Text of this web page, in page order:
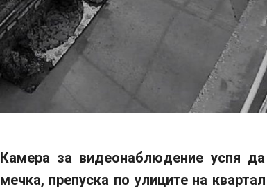
Камера за видеонаблюдение успя
мечка, препуска по улиците на